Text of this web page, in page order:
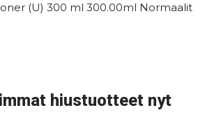
(U) 300 ml 300.00ml Normaalit
hiustuotteet nyt